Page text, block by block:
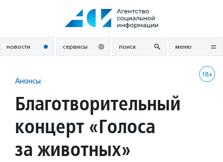
новости сервисы поиск меню
18+
Анонсы
Благотворительный
концерт «Голоса
за животных»